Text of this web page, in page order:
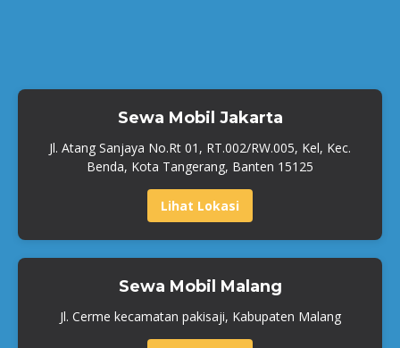
Sewa Mobil Jakarta
Jl. Atang Sanjaya No.Rt 01, RT.002/RW.005, Kel, Kec.
Benda, Kota Tangerang, Banten 15125
Lihat Lokasi
Sewa Mobil Malang
Jl. Cerme kecamatan pakisaji, Kabupaten Malang